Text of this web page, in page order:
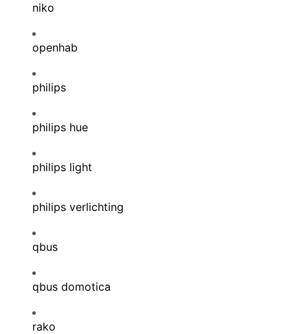
niko
openhab
philips
philips hue
philips light
philips verlichting
qbus
qbus domotica
rako